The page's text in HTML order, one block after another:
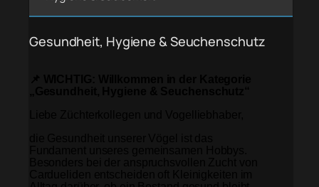
Gesundheit, Hygiene & Seuchenschutz